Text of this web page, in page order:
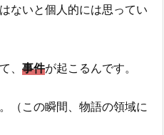
ないと個人的には思ってい
、 事件が起こるんです。
（この瞬間、物語の領域に